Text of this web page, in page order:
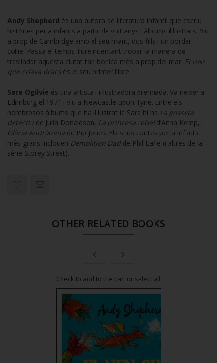
Andy Shepherd és una autora de literatura infantil que escriu
històries per a infants a partir de vuit anys i àlbums il·lustrats. Viu
a prop de Cambridge amb el seu marit, dos fills i un border
collie. Passa el temps lliure intentant trobar la manera de
traslladar aquesta ciutat tan bonica més a prop del mar. El nen
que criava dracs és el seu primer llibre.
Sara Ogilvie és una artista i il·lustradora premiada. Va néixer a
Edimburg el 1971 i viu a Newcastle upon Tyne. Entre els
nombrosos àlbums que ha il·lustrat la Sara hi ha La gosseta
detectiu de Julia Donaldson, La princesa rebeld’Anna Kemp, i
Glòria Andròmina de Pip Jones. Els seus contes per a infants
més grans inclouen Demolition Dadde Phil Earle (i altres de la
sèrie Storey Street).
OTHER RELATED BOOKS
Check to add to the cart or select all